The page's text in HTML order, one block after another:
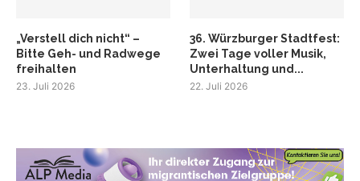
„Verstell dich nicht“ –
Bitte Geh- und Radwege
freihalten
23. Juli 2026
36. Würzburger Stadtfest:
Zwei Tage voller Musik,
Unterhaltung und...
22. Juli 2026